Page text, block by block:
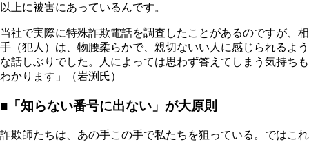
以上に被害にあっているんです。
当社で実際に特殊詐欺電話を調査したことがあるのですが、相
手（犯人）は、物腰柔らかで、親切ないい人に感じられるよう
な話しぶりでした。人によっては思わず答えてしまう気持ちも
わかります」（岩渕氏）
■「知らない番号に出ない」が大原則
詐欺師たちは、あの手この手で私たちを狙っている。ではこれ